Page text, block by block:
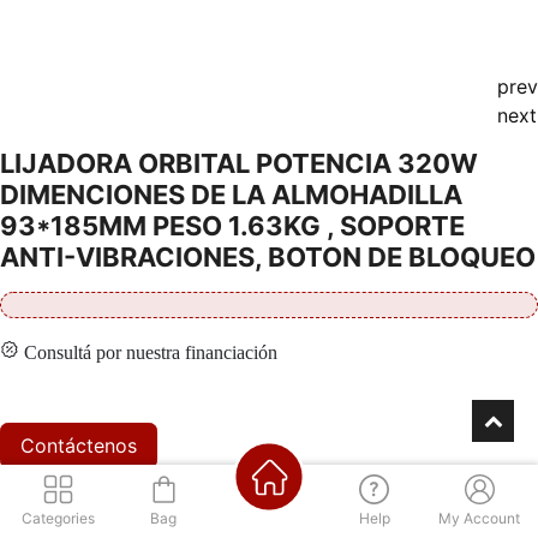
prev
next
LIJADORA ORBITAL POTENCIA 320W
DIMENCIONES DE LA ALMOHADILLA
93*185MM PESO 1.63KG , SOPORTE
ANTI-VIBRACIONES, BOTON DE BLOQUEO
Consultá por nuestra financiación
Contáctenos
Categories Bag Help My Account